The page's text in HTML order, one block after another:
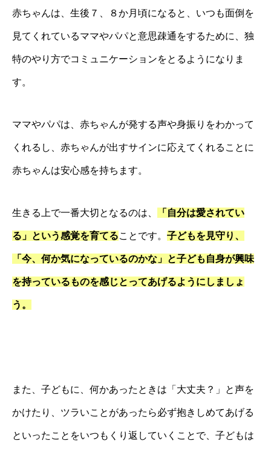
赤ちゃんは、生後７、８か月頃になると、いつも面倒を
見てくれているママやパパと意思疎通をするために、独
特のやり方でコミュニケーションをとるようになりま
す。
ママやパパは、赤ちゃんが発する声や身振りをわかって
くれるし、赤ちゃんが出すサインに応えてくれることに
赤ちゃんは安心感を持ちます。
生きる上で一番大切となるのは、 「自分は愛されてい
る」という感覚を育てることです。 子どもを見守り、
「今、何か気になっているのかな」と子ども自身が興味
を持っているものを感じとってあげるようにしましょ
う。
また、子どもに、何かあったときは「大丈夫？」と声を
かけたり、ツラいことがあったら必ず抱きしめてあげる
といったことをいつもくり返していくことで、子どもは